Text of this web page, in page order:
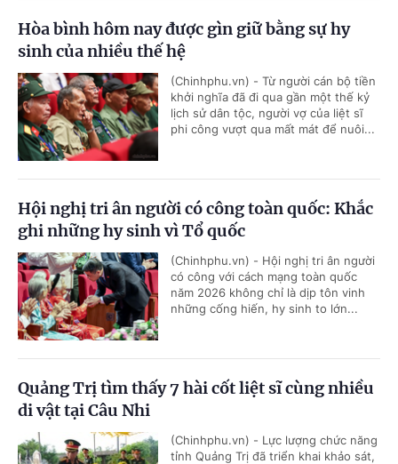
Hòa bình hôm nay được gìn giữ bằng sự hy
sinh của nhiều thế hệ
(Chinhphu.vn) - Từ người cán bộ tiền
khởi nghĩa đã đi qua gần một thế kỷ
lịch sử dân tộc, người vợ của liệt sĩ
phi công vượt qua mất mát để nuôi...
Hội nghị tri ân người có công toàn quốc: Khắc
ghi những hy sinh vì Tổ quốc
(Chinhphu.vn) - Hội nghị tri ân người
có công với cách mạng toàn quốc
năm 2026 không chỉ là dịp tôn vinh
những cống hiến, hy sinh to lớn...
Quảng Trị tìm thấy 7 hài cốt liệt sĩ cùng nhiều
di vật tại Câu Nhi
(Chinhphu.vn) - Lực lượng chức năng
tỉnh Quảng Trị đã triển khai khảo sát,